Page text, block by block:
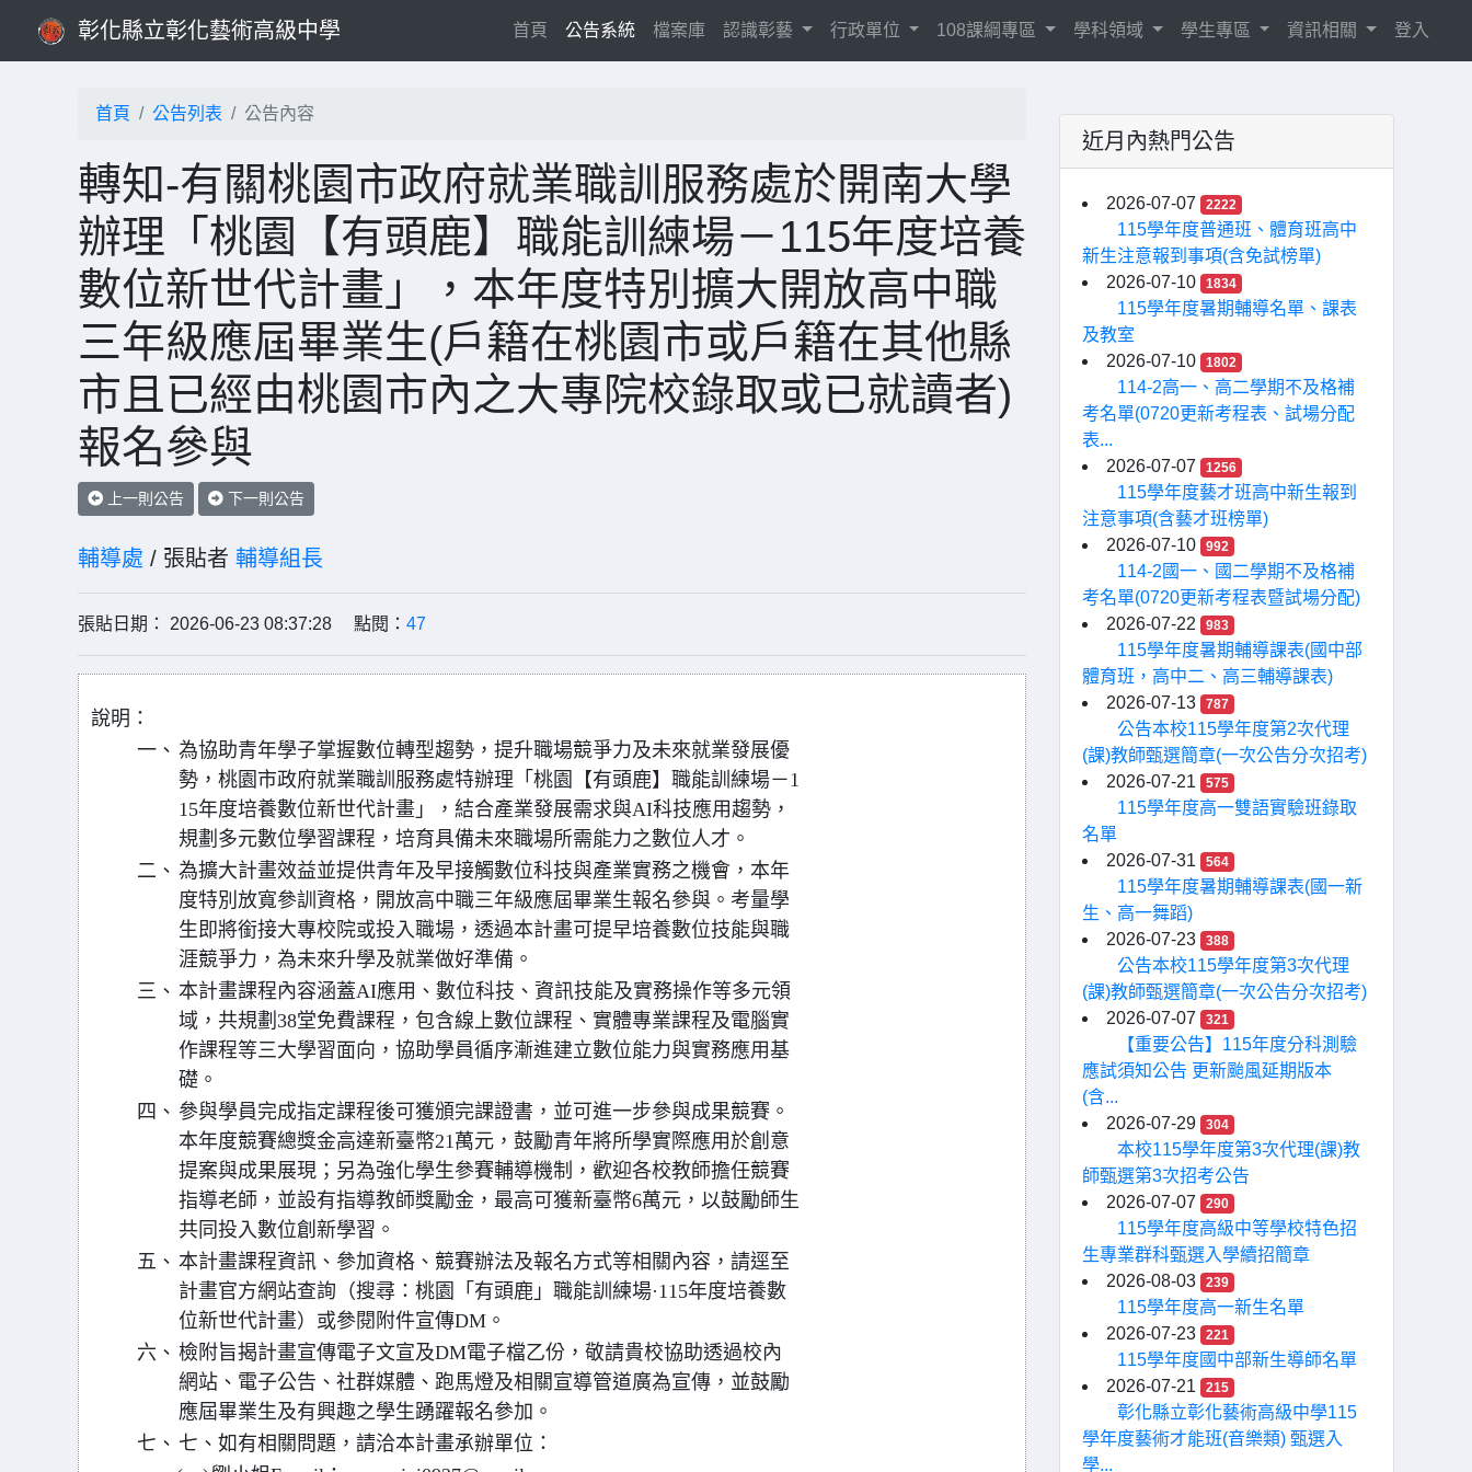
彰化縣立彰化藝術高級中學 首頁(current)
公告系統 檔案庫 認識彰藝 行政單位 108課綱專區 學科領域 學生專區 資訊相關 登入
首頁 公告列表 公告內容
轉知-有關桃園市政府就業職訓服務處於開南大學
辦理「桃園【有頭鹿】職能訓練場－115年度培養
數位新世代計畫」，本年度特別擴大開放高中職
三年級應屆畢業生(戶籍在桃園市或戶籍在其他縣
市且已經由桃園市內之大專院校錄取或已就讀者)
報名參與
上一則公告 下一則公告
輔導處 / 張貼者 輔導組長
張貼日期： 2026-06-23 08:37:28 點閱： 47
說明：
一、 為協助青年學子掌握數位轉型趨勢，提升職場競爭力及未來就業發展優
勢，桃園市政府就業職訓服務處特辦理「桃園【有頭鹿】職能訓練場－1
15年度培養數位新世代計畫」，結合產業發展需求與AI科技應用趨勢，
規劃多元數位學習課程，培育具備未來職場所需能力之數位人才。
二、 為擴大計畫效益並提供青年及早接觸數位科技與產業實務之機會，本年
度特別放寬參訓資格，開放高中職三年級應屆畢業生報名參與。考量學
生即將銜接大專校院或投入職場，透過本計畫可提早培養數位技能與職
涯競爭力，為未來升學及就業做好準備。
三、 本計畫課程內容涵蓋AI應用、數位科技、資訊技能及實務操作等多元領
域，共規劃38堂免費課程，包含線上數位課程、實體專業課程及電腦實
作課程等三大學習面向，協助學員循序漸進建立數位能力與實務應用基
礎。
四、 參與學員完成指定課程後可獲頒完課證書，並可進一步參與成果競賽。
本年度競賽總獎金高達新臺幣21萬元，鼓勵青年將所學實際應用於創意
提案與成果展現；另為強化學生參賽輔導機制，歡迎各校教師擔任競賽
指導老師，並設有指導教師獎勵金，最高可獲新臺幣6萬元，以鼓勵師生
共同投入數位創新學習。
五、 本計畫課程資訊、參加資格、競賽辦法及報名方式等相關內容，請逕至
計畫官方網站查詢（搜尋：桃園「有頭鹿」職能訓練場·115年度培養數
位新世代計畫）或參閱附件宣傳DM。
六、 檢附旨揭計畫宣傳電子文宣及DM電子檔乙份，敬請貴校協助透過校內
網站、電子公告、社群媒體、跑馬燈及相關宣導管道廣為宣傳，並鼓勵
應屆畢業生及有興趣之學生踴躍報名參加。
七、 七、如有相關問題，請洽本計畫承辦單位：
近月內熱門公告
2026-07-07 2222
115學年度普通班、體育班高中
新生注意報到事項(含免試榜單)
2026-07-10
1834
115學年度暑期輔導名單、課表
及教室
2026-07-10
1802
114-2高一、高二學期不及格補
考名單(0720更新考程表、試場分配
表...
2026-07-07
1256
115學年度藝才班高中新生報到
注意事項(含藝才班榜單)
2026-07-10
992
114-2國一、國二學期不及格補
考名單(0720更新考程表暨試場分配)
2026-07-22
983
115學年度暑期輔導課表(國中部
體育班，高中二、高三輔導課表)
2026-07-13
787
公告本校115學年度第2次代理
(課)教師甄選簡章(一次公告分次招考)
2026-07-21
575
115學年度高一雙語實驗班錄取
名單
2026-07-31
564
115學年度暑期輔導課表(國一新
生、高一舞蹈)
2026-07-23
388
公告本校115學年度第3次代理
(課)教師甄選簡章(一次公告分次招考)
2026-07-07
321
【重要公告】115年度分科測驗
應試須知公告 更新颱風延期版本
(含...
2026-07-29
304
本校115學年度第3次代理(課)教
師甄選第3次招考公告
2026-07-07
290
115學年度高級中等學校特色招
生專業群科甄選入學續招簡章
2026-08-03
239
115學年度高一新生名單
2026-07-23
221
115學年度國中部新生導師名單
2026-07-21
215
彰化縣立彰化藝術高級中學115
學年度藝術才能班(音樂類) 甄選入
學...